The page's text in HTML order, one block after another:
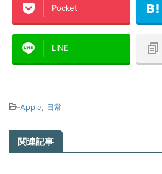
Pocket
LINE
-Apple 日常
関連記事